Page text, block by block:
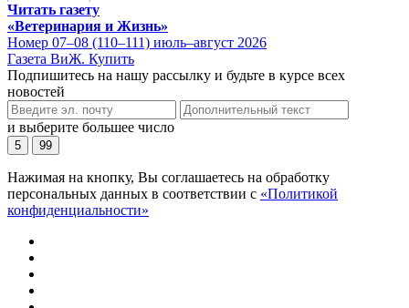
Читать газету
«Ветеринария и Жизнь»
Номер 07–08 (110–111) июль–август 2026
Газета ВиЖ. Купить
Подпишитесь на нашу рассылку и будьте в курсе всех
новостей
и выберите большее число
5 99
Нажимая на кнопку, Вы соглашаетесь на обработку
персональных данных в соответствии с «Политикой
конфиденциальности»